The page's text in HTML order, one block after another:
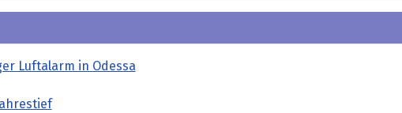
Luftalarm in Odessa